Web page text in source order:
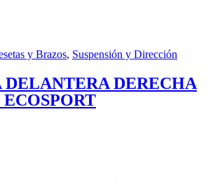
y Brazos, Suspensión y Dirección
DELANTERA DERECHA